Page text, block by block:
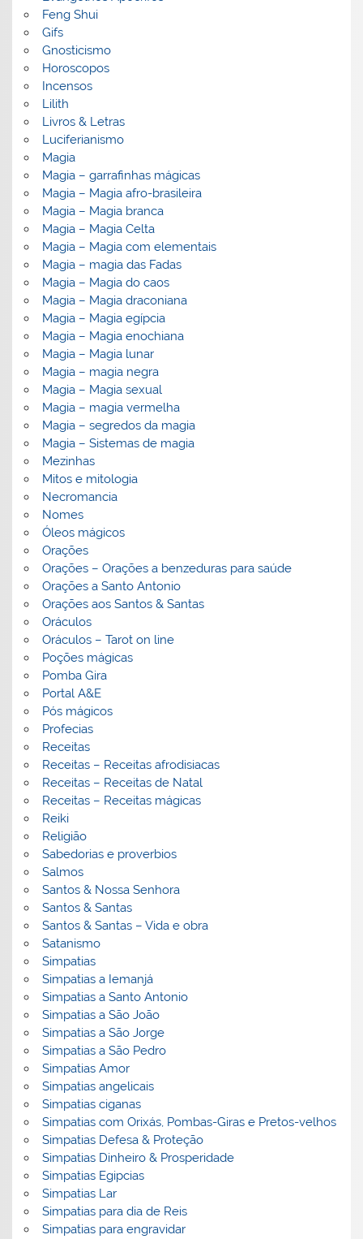
Feng Shui
Gifs
Gnosticismo
Horoscopos
Incensos
Lilith
Livros & Letras
Luciferianismo
Magia
Magia – garrafinhas mágicas
Magia – Magia afro-brasileira
Magia – Magia branca
Magia – Magia Celta
Magia – Magia com elementais
Magia – magia das Fadas
Magia – Magia do caos
Magia – Magia draconiana
Magia – Magia egípcia
Magia – Magia enochiana
Magia – Magia lunar
Magia – magia negra
Magia – Magia sexual
Magia – magia vermelha
Magia – segredos da magia
Magia – Sistemas de magia
Mezinhas
Mitos e mitologia
Necromancia
Nomes
Óleos mágicos
Orações
Orações – Orações a benzeduras para saúde
Orações a Santo Antonio
Orações aos Santos & Santas
Oráculos
Oráculos – Tarot on line
Poções mágicas
Pomba Gira
Portal A&E
Pós mágicos
Profecias
Receitas
Receitas – Receitas afrodisiacas
Receitas – Receitas de Natal
Receitas – Receitas mágicas
Reiki
Religião
Sabedorias e proverbios
Salmos
Santos & Nossa Senhora
Santos & Santas
Santos & Santas – Vida e obra
Satanismo
Simpatias
Simpatias a Iemanjá
Simpatias a Santo Antonio
Simpatias a São João
Simpatias a São Jorge
Simpatias a São Pedro
Simpatias Amor
Simpatias angelicais
Simpatias ciganas
Simpatias com Orixás, Pombas-Giras e Pretos-velhos
Simpatias Defesa & Proteção
Simpatias Dinheiro & Prosperidade
Simpatias Egipcias
Simpatias Lar
Simpatias para dia de Reis
Simpatias para engravidar